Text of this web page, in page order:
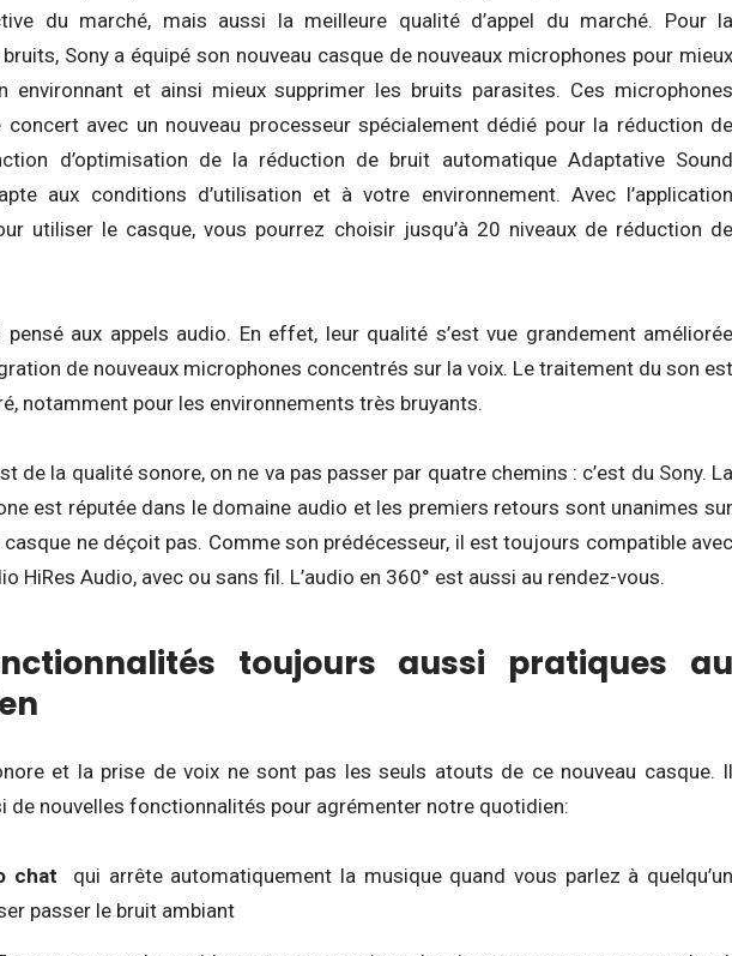
du marché, mais aussi la meilleure qualité d’appel du marché. Pour la
Sony a équipé son nouveau casque de nouveaux microphones pour mieux
environnant et ainsi mieux supprimer les bruits parasites. Ces microphones
concert avec un nouveau processeur spécialement dédié pour la réduction de
d’optimisation de la réduction de bruit automatique Adaptative Sound
aux conditions d’utilisation et à votre environnement. Avec l’application
utiliser le casque, vous pourrez choisir jusqu’à 20 niveaux de réduction de
pensé aux appels audio. En effet, leur qualité s’est vue grandement améliorée
de nouveaux microphones concentrés sur la voix. Le traitement du son est
notamment pour les environnements très bruyants.
de la qualité sonore, on ne va pas passer par quatre chemins : c’est du Sony. La
est réputée dans le domaine audio et les premiers retours sont unanimes sur
ne déçoit pas. Comme son prédécesseur, il est toujours compatible avec
HiRes Audio, avec ou sans fil. L’audio en 360° est aussi au rendez-vous.
toujours aussi pratiques au
et la prise de voix ne sont pas les seuls atouts de ce nouveau casque. Il
de nouvelles fonctionnalités pour agrémenter notre quotidien:
chat qui arrête automatiquement la musique quand vous parlez à quelqu’un
passer le bruit ambiant